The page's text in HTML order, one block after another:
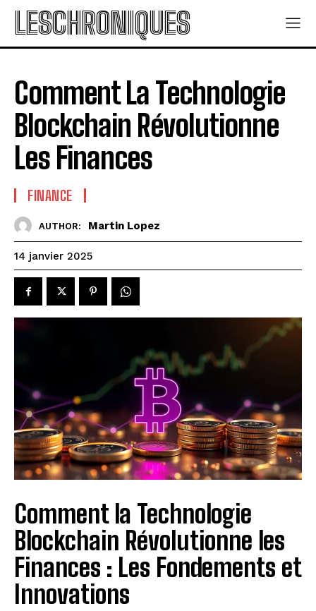
LESCHRONIQUES
Comment La Technologie
Blockchain Révolutionne
Les Finances
FINANCE
AUTHOR: Martin Lopez
14 janvier 2025
Comment la Technologie
Blockchain Révolutionne les
Finances : Les Fondements et
Innovations